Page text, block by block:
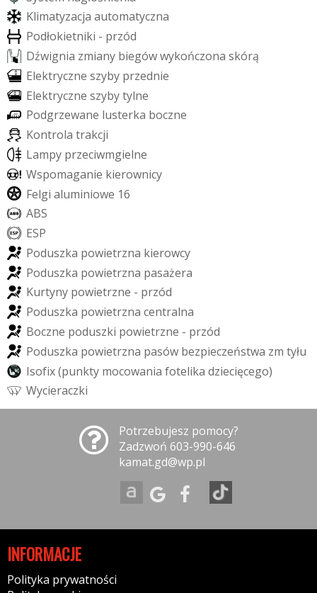
Klimatyzacja automatyczna
Podłokietniki - przód
Dźwignia zmiany biegówwykończona skórą
Elektryczne szyby przednie
Elektryczne szybytylne
Podgrzewane lusterka boczne
Kontrola trakcji
Lampy przeciwmgielne
Wspomaganie kierownicy
Felgi aluminiowe 16
ABS
ESP
Poduszka powietrzna kierowcy
Poduszka powietrzna pasażera
Kurtyny powietrzne - przód
Poduszka powietrzna centralna
Boczne poduszki powietrzne - przód
Poduszka powietrzna pasów bezpieczeństwa zm tyłu
Isofix(punkty mocowania fotelika dziecięcego)
Wycieraczki
Potrzebujesz pomocy?
Zadzwoń 603-990-646
kamat.gd@wp.pl
INFORMACJE
Polityka prywatności